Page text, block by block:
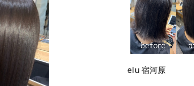
elu 宿河原